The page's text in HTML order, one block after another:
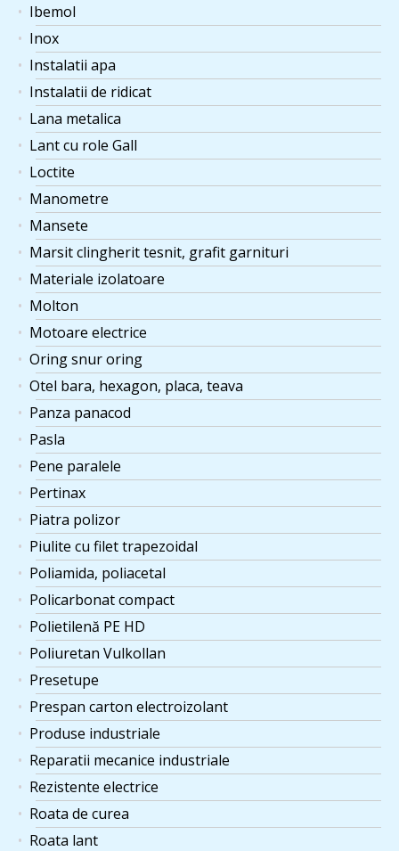
Ibemol
Inox
Instalatii apa
Instalatii de ridicat
Lana metalica
Lant cu role Gall
Loctite
Manometre
Mansete
Marsit clingherit tesnit, grafit garnituri
Materiale izolatoare
Molton
Motoare electrice
Oring snur oring
Otel bara, hexagon, placa, teava
Panza panacod
Pasla
Pene paralele
Pertinax
Piatra polizor
Piulite cu filet trapezoidal
Poliamida, poliacetal
Policarbonat compact
Polietilenă PE HD
Poliuretan Vulkollan
Presetupe
Prespan carton electroizolant
Produse industriale
Reparatii mecanice industriale
Rezistente electrice
Roata de curea
Roata lant